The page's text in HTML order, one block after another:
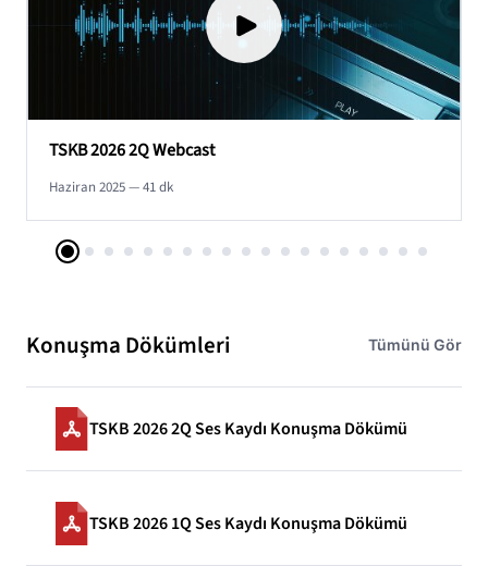
TSKB 2026 2Q Webcast
Haziran 2025 — 41 dk
Konuşma Dökümleri Tümünü Gör
TSKB 2026 2Q Ses Kaydı Konuşma Dökümü
TSKB 2026 1Q Ses Kaydı Konuşma Dökümü